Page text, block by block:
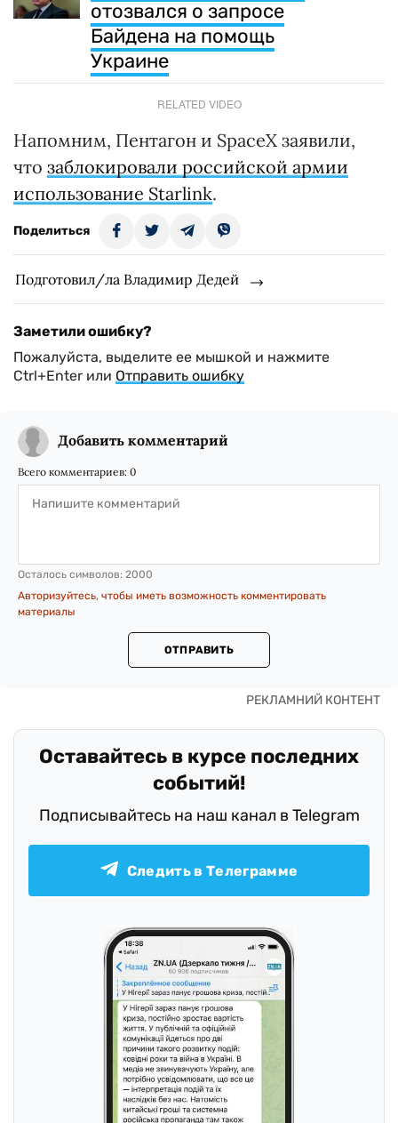
отозвался о запросе
Байдена на помощь
Украине
RELATED VIDEO
Напомним, Пентагон и SpaceX заявили,
что заблокировали российской армии
использование Starlink.
Поделиться
Подготовил/ла Владимир Дедей
Заметили ошибку?
Пожалуйста, выделите ее мышкой и нажмите
Ctrl+Enter или Отправить ошибку
Добавить комментарий
Всего комментариев: 0
Осталось символов: 2000
Авторизуйтесь, чтобы иметь возможность комментировать
материалы
ОТПРАВИТЬ
Оставайтесь в курсе последних
событий!
Подписывайтесь на наш канал в Telegram
Следить в Телеграмме